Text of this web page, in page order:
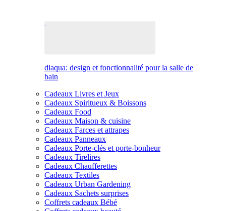
diaqua: design et fonctionnalité pour la salle de
bain
Cadeaux Livres et Jeux
Cadeaux Spiritueux & Boissons
Cadeaux Food
Cadeaux Maison & cuisine
Cadeaux Farces et attrapes
Cadeaux Panneaux
Cadeaux Porte-clés et porte-bonheur
Cadeaux Tirelires
Cadeaux Chaufferettes
Cadeaux Textiles
Cadeaux Urban Gardening
Cadeaux Sachets surprises
Coffrets cadeaux Bébé